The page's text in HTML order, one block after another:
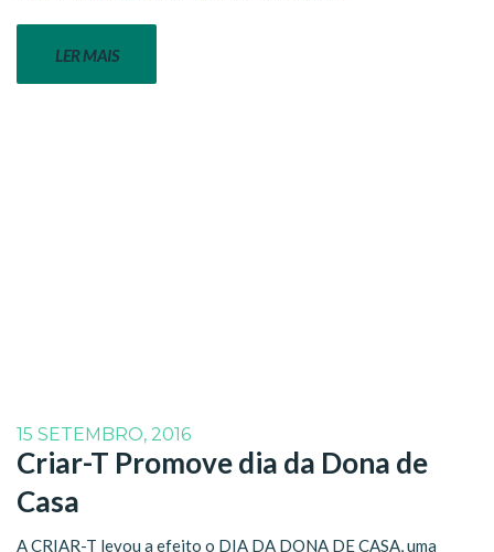
LER MAIS
15 SETEMBRO, 2016
Criar-T Promove dia da Dona de
Casa
A CRIAR-T levou a efeito o DIA DA DONA DE CASA, uma